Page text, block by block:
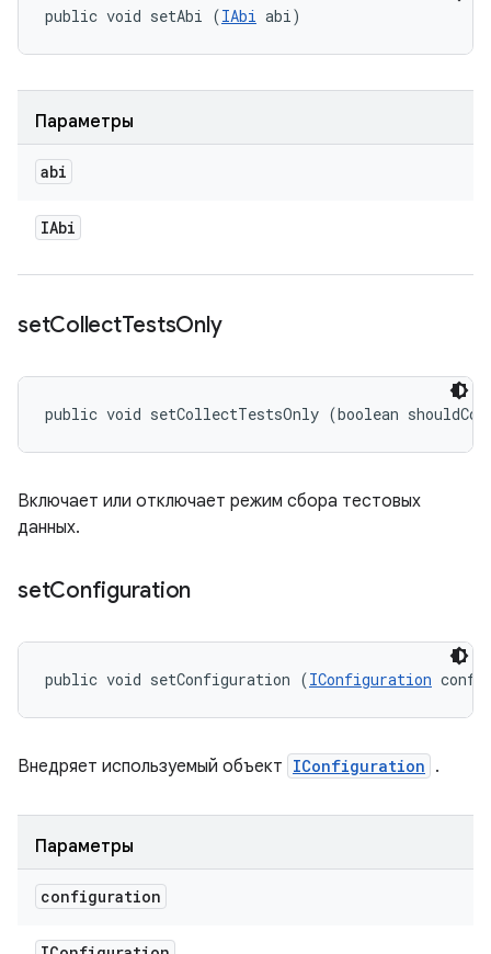
public void setAbi (IAbi abi)
Параметры
abi
IAbi
setCollectTestsOnly
public void setCollectTestsOnly (boolean
Включает или отключает режим сбора тестовых
данных.
setConfiguration
public void setConfiguration (IConfiguration
Внедряет используемый объект IConfiguration .
Параметры
configuration